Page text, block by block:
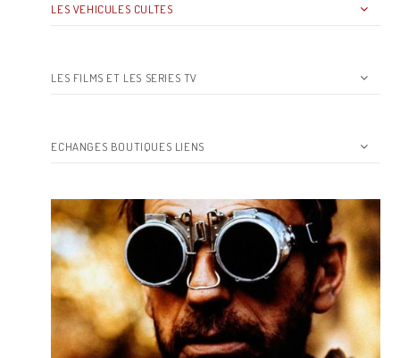
LES VEHICULES CULTES
LES FILMS ET LES SERIES TV
ECHANGES BOUTIQUES LIENS